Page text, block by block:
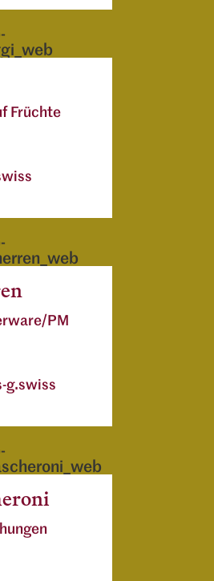
Früchte
PM
g.swiss